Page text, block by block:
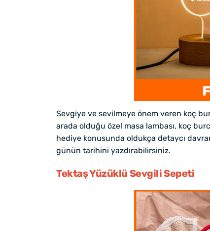
Sevgiye ve sevilmeye önem veren koç
arada olduğu özel masa lambası, koç
hediye konusunda oldukça detaycı
günün tarihini yazdırabilirsiniz.
Tektaş Yüzüklü Sevgili Sepeti